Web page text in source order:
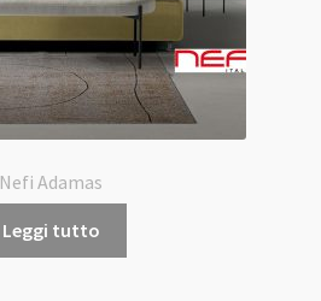
Nefi Adamas
Leggi tutto